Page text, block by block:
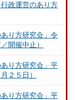
政運営のあり方
り方研究会」令
開催中止）
り方研究会」平
２５日）
り方研究会」平